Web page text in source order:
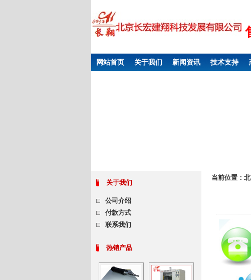
网站首页 关于我们 新闻资讯 技术支持
关于我们
公司介绍
付款方式
联系我们
热销产品
当前位置：